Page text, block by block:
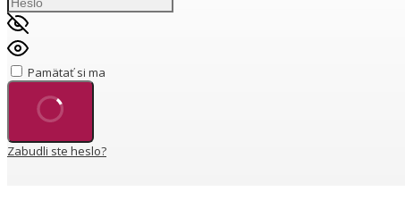
Pamätať si ma
Zabudli ste heslo?